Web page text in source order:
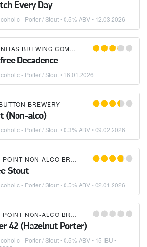
Every Day
- Porter / Stout• 0.5% ABV • 12.03.2026
LAGUNITAS BREWING COMPANY
Decadence
- Porter / Stout• 16.01.2026
BREWERY
(Non-alco)
- Porter / Stout• 0.3% ABV •09.02.2026
ZERO POINT NON-ALCO BREWING COMPANY
Stout
- Porter / Stout• 0.5% ABV •02.01.2026
ZERO POINT NON-ALCO BREWING COMPANY
42 (Hazelnut Porter)
- Porter / Stout• 0.5% ABV • 15 IBU •